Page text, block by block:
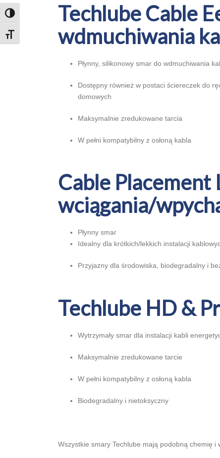
TOGGLE HIGH CONTRAST
TOGGLE FONT SIZE
Techlube Cable
wdmuchiwania
Płynny, silikonowy smar do wdmuchiwania
Dostępny również w postaci ściereczek do
domowych
Maksymalnie zredukowane tarcia
W pełni kompatybilny z osłoną kabla
Cable
wciągania/
Płynny smar
Idealny dla krótkich/lekkich instalacji
Przyjazny dla środowiska, biodegradalny i
Techlube HD &
Wytrzymały smar dla instalacji kabli
Maksymalnie zredukowane tarcie
W pełni kompatybilny z osłoną kabla
Biodegradalny i nietoksyczny
Wszystkie smary Techlube mają podobną chemię i